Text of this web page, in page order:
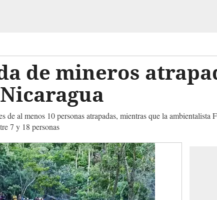
de mineros
al menos 10 personas atrapadas, mientras que la ambientalista
7 y 18 personas